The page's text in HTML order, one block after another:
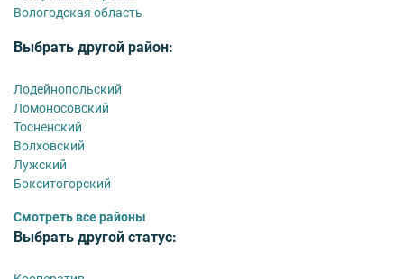
Вологодская область
Выбрать другой район:
Лодейнопольский
Ломоносовский
Тосненский
Волховский
Лужский
Бокситогорский
Смотреть все районы
Выбрать другой статус: